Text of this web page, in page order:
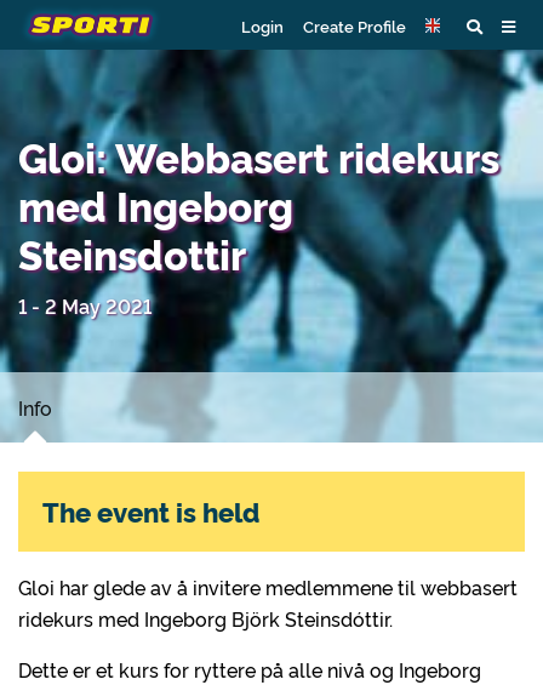
Login Create Profile
Gloi: Webbasert ridekurs
med Ingeborg
Steinsdottir
1 - 2 May 2021
Info
Gloi har glede av å invitere medlemmene til webbasert
ridekurs med Ingeborg Björk Steinsdóttir.
Dette er et kurs for ryttere på alle nivå og Ingeborg
The event is held